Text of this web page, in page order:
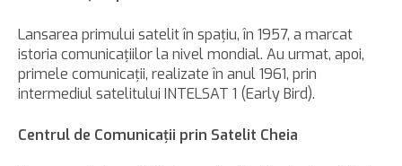
Lansarea primului satelit în spaţiu, în 1957, a marcat
istoria comunicaţiilor la nivel mondial. Au urmat, apoi,
primele comunicaţii, realizate în anul 1961, prin
intermediul satelitului INTELSAT 1 (Early Bird).
Centrul de Comunicaţii prin Satelit Cheia